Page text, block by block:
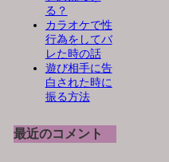
る？
カラオケで性
行為をしてバ
レた時の話
遊び相手に告
白された時に
振る方法
最近のコメント